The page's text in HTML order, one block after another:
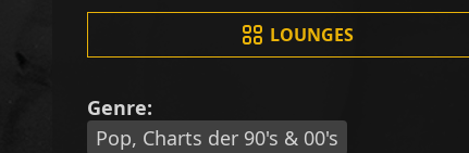
LOUNGES
Genre:
Pop, Charts der 90's & 00's